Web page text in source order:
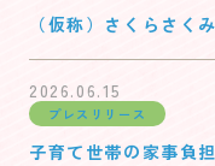
（仮称）さくらさく
の内装工事にかかる
2026.06.15
プレスリリース
子育て世帯の家事負